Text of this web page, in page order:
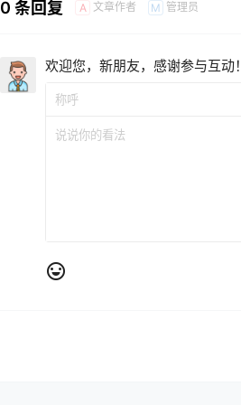
0 条回复 A 文章作者 M 管理员
欢迎您，新朋友，感谢参与互动！